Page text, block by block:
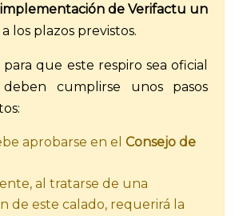
de Verifactu un
los plazos previstos.
que este respiro sea oficial
cumplirse unos pasos
aprobarse en el Consejo de
al tratarse de una
de este calado, requerirá la